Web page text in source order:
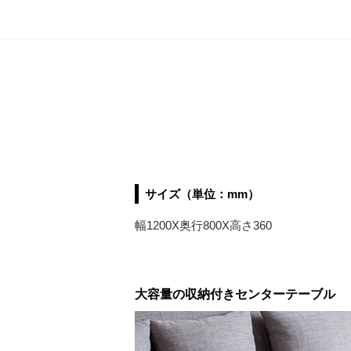
サイズ（単位：mm）
幅1200X奥行800X高さ360
大容量の収納付きセンターテーブル